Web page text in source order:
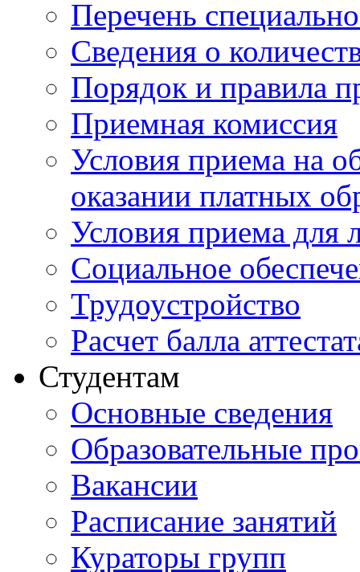
Перечень
Cведения о
Порядок и правила
Приемная комиссия
Условия приема на
оказании платных
Условия приема для
Социальное
Трудоустройство
Расчет балла
Студентам
Основные сведения
Образовательные
Вакансии
Расписание занятий
Кураторы групп